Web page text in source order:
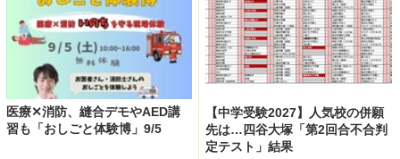
医療✕消防、縫合デモやAED講
習も「おしごと体験博」9/5
【中学受験2027】人気校の併願
先は…四谷大塚「第2回合不合判
定テスト」結果